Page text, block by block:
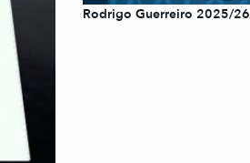
Rodrigo Guerreiro 2025/26